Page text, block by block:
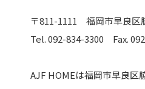
〒811-1111 福岡市早良区
Tel.092-834-3300 Fax.
AJF HOMEは福岡市早良区